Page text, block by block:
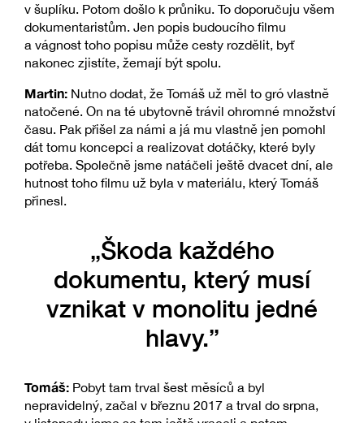
v šuplíku. Potom došlo k průniku. To doporučuju všem
dokumentaristům. Jen popis budoucího filmu
a vágnost toho popisu může cesty rozdělit, byť
nakonec zjistíte, žemají být spolu.
Martin: Nutno dodat, že Tomáš už měl to gró vlastně
natočené. On na té ubytovně trávil ohromné množství
času. Pak přišel za námi a já mu vlastně jen pomohl
dát tomu koncepci a realizovat dotáčky, které byly
potřeba. Společně jsme natáčeli ještě dvacet dní, ale
hutnost toho filmu už byla v materiálu, který Tomáš
přinesl.
„Škoda každého
dokumentu, který musí
vznikat v monolitu jedné
hlavy.”
Tomáš: Pobyt tam trval šest měsíců a byl
nepravidelný, začal v březnu 2017 a trval do srpna,